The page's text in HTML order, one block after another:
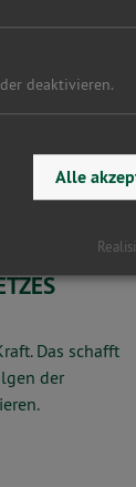
die Einigung.
Das schafft
der
deaktivieren.
Alle